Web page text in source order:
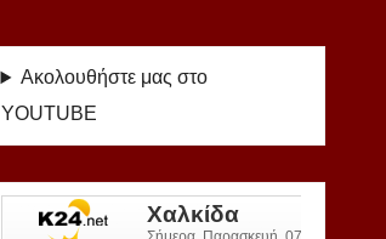
Ακολουθήστε μας στο
YOUTUBE